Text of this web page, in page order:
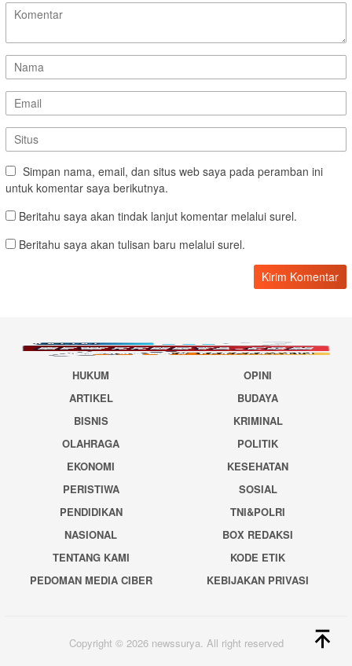
Simpan nama, email, dan situs web saya pada peramban ini
untuk komentar saya berikutnya.
Beritahu saya akan tindak lanjut komentar melalui surel.
Beritahu saya akan tulisan baru melalui surel.
HUKUM
OPINI
ARTIKEL
BUDAYA
BISNIS
KRIMINAL
OLAHRAGA
POLITIK
EKONOMI
KESEHATAN
PERISTIWA
SOSIAL
PENDIDIKAN
TNI&POLRI
NASIONAL
BOX REDAKSI
TENTANG KAMI
KODE ETIK
PEDOMAN MEDIA CIBER
KEBIJAKAN PRIVASI
Copyright © 2026 newssurya. All right reserved